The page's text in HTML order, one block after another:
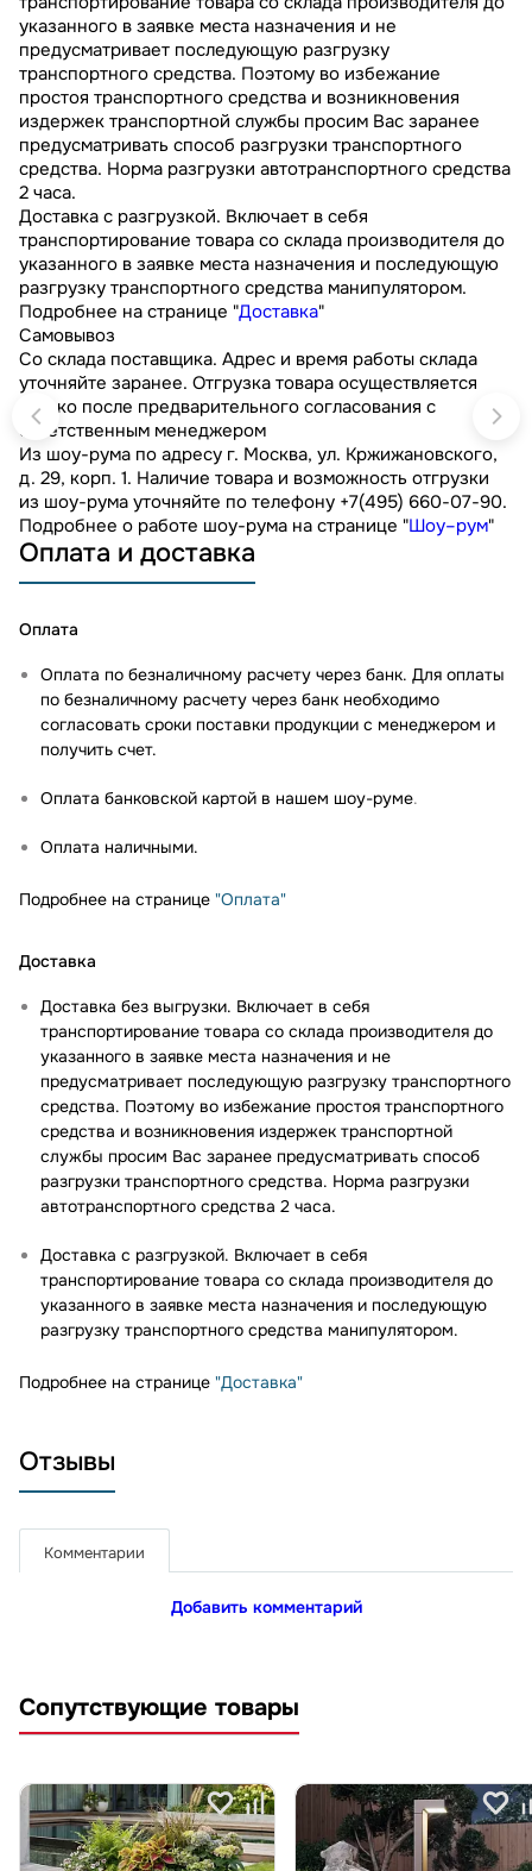
указанного в заявке места назначения и не
предусматривает последующую разгрузку
транспортного средства. Поэтому во избежание
простоя транспортного средства и возникновения
издержек транспортной службы просим Вас заранее
предусматривать способ разгрузки транспортного
средства. Норма разгрузки автотранспортного средства
2 часа.
Доставка с разгрузкой. Включает в себя
транспортирование товара со склада производителя до
указанного в заявке места назначения и последующую
разгрузку транспортного средства манипулятором.
Подробнее на странице "Доставка"
Самовывоз
Со склада поставщика. Адрес и время работы склада
уточняйте заранее. Отгрузка товара осуществляется
только после предварительного согласования с
ответственным менеджером
Из шоу-рума по адресу г. Москва, ул. Кржижановского,
д. 29, корп. 1. Наличие товара и возможность отгрузки
из шоу-рума уточняйте по телефону +7(495) 660-07-90.
Подробнее о работе шоу-рума на странице "Шоу–рум"
Оплата и доставка
Оплата
Оплата по безналичному расчету через банк. Для оплаты
по безналичному расчету через банк необходимо
согласовать сроки поставки продукции с менеджером и
получить счет.
Оплата банковской картой в нашем шоу-руме.
Оплата наличными.
Подробнее на странице "Оплата"
Доставка
Доставка без выгрузки. Включает в себя
транспортирование товара со склада производителя до
указанного в заявке места назначения и не
предусматривает последующую разгрузку транспортного
средства. Поэтому во избежание простоя транспортного
средства и возникновения издержек транспортной
службы просим Вас заранее предусматривать способ
разгрузки транспортного средства. Норма разгрузки
автотранспортного средства 2 часа.
Доставка с разгрузкой. Включает в себя
транспортирование товара со склада производителя до
указанного в заявке места назначения и последующую
разгрузку транспортного средства манипулятором.
Подробнее на странице "Доставка"
Отзывы
Комментарии
Добавить комментарий
Сопутствующие товары